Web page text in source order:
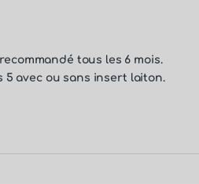
tous les 6 mois.
5 avec ou sans insert laiton.